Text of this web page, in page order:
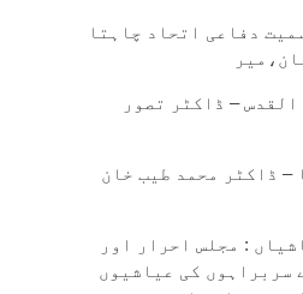
دفاعی اتحاد چاہتا
– ڈاکٹر تصور
– ڈاکٹر محمد طیب خان
: مجلس احرار اور
سربراہوں کی عیاشیوں